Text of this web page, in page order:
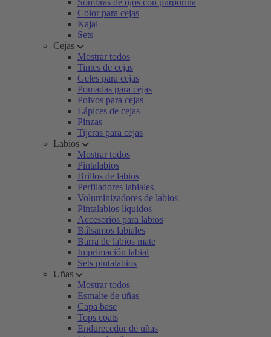
Sombras de ojos con purpurina
Color para cejas
Kajal
Sets
Cejas
Mostrar todos
Tintes de cejas
Geles para cejas
Pomadas para cejas
Polvos para cejas
Lápices de cejas
Pinzas
Tijeras para cejas
Labios
Mostrar todos
Pintalabios
Brillos de labios
Perfiladores labiales
Voluminizadores de labios
Pintalabios líquidos
Accesorios para labios
Bálsamos labiales
Barra de labios mate
Imprimación labial
Sets pintalabios
Uñas
Mostrar todos
Esmalte de uñas
Capa base
Tops coats
Endurecedor de uñas